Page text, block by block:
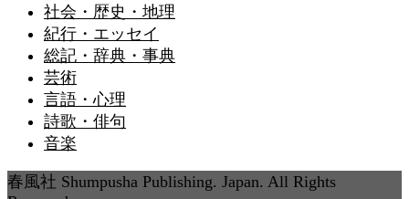
社会・歴史・地理
紀行・エッセイ
総記・辞典・事典
芸術
言語・心理
詩歌・俳句
音楽
春風社 Shumpusha Publishing. Japan. All Rights